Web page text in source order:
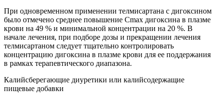
При одновременном применении телмисартана с дигоксином
было отмечено среднее повышение Сmах дигоксина в плазме
крови на 49 % и минимальной концентрации на 20 %. В
начале лечения, при подборе дозы и прекращении лечения
телмисартаном следует тщательно контролировать
концентрацию дигоксина в плазме крови для ее поддержания
в рамках терапевтического диапазона.
Калийсберегающие диуретики или калийсодержащие
пищевые добавки